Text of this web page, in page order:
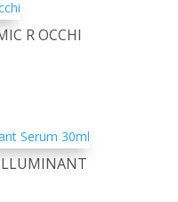
R OCCHI